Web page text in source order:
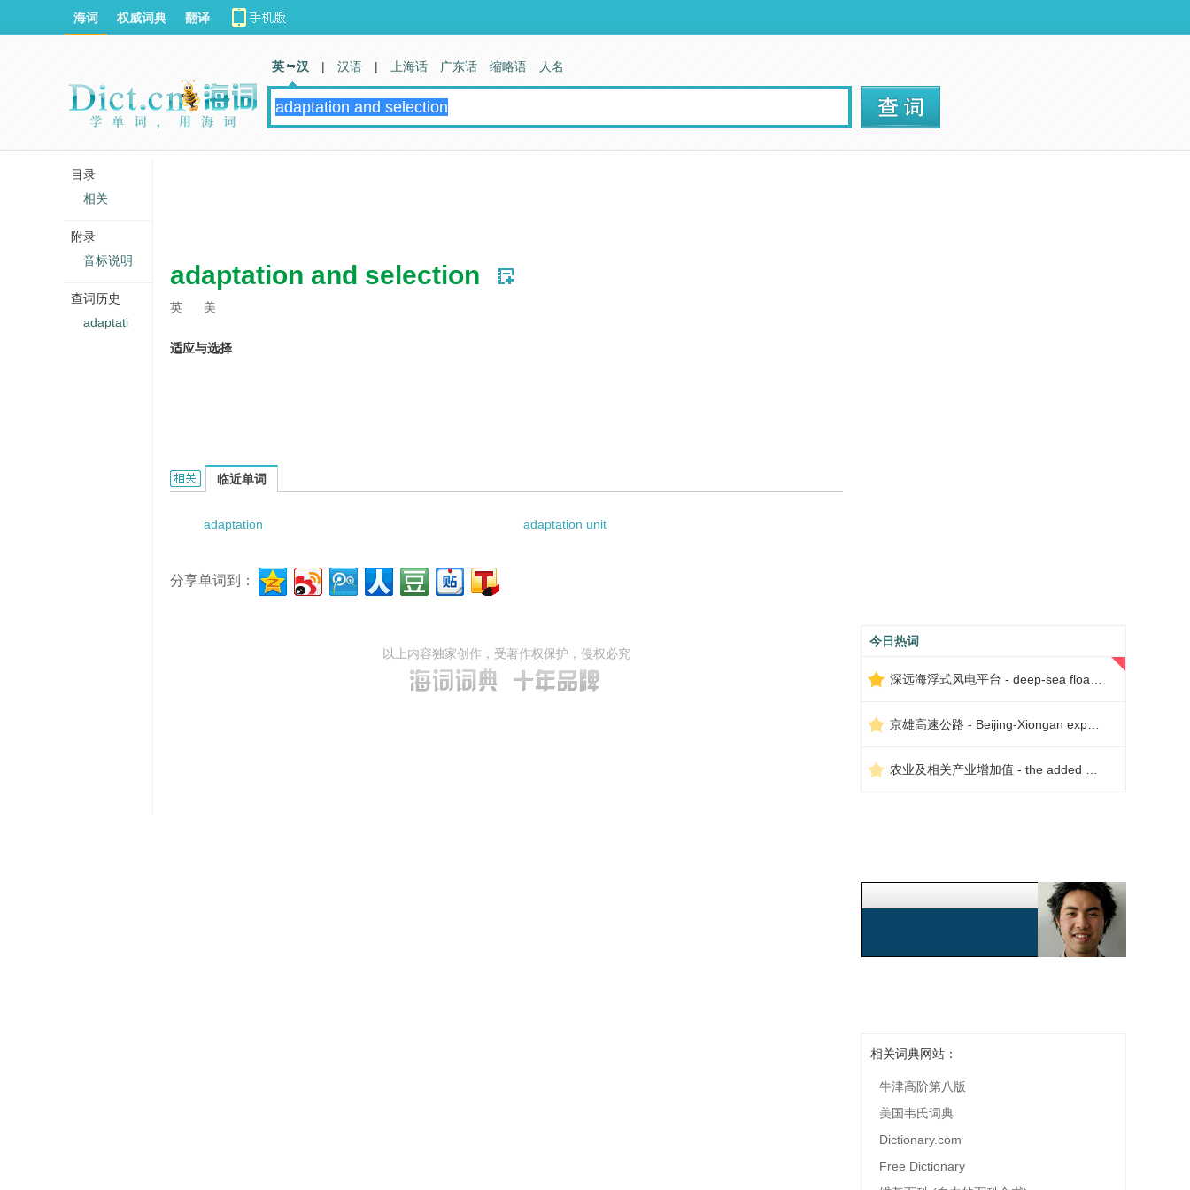
adaptation and selection
英 美
适应与选择
adaptation and selection的相关资料：
临近单词
adaptation adaptation unit
分享单词到：
以上内容独家创作，受著作权保护，侵权必究
今日热词
相关词典网站：
牛津高阶第八版
美国韦氏词典
Dictionary.com
Free Dictionary
海词 权威词典 翻译
英 汉 | 汉语 | 上海话 广东话 缩略语 人名
目录
相关
附录
音标说明
查词历史
adaptati